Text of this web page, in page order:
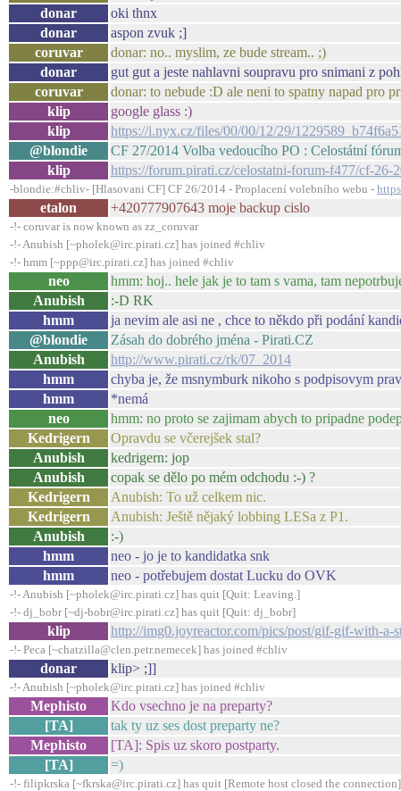
donar
oki thnx
donar
aspon zvuk ;]
coruvar
donar: no.. myslim, ze bude stream.. ;)
donar
gut gut a jeste nahlavni soupravu pro snimani z
coruvar
donar: to nebude :D ale neni to spatny napad pro
klip
google glass :)
klip
https://i.nyx.cz/files/00/00/12/29/
@blondie
CF 27/2014 Volba vedoucího PO : Celostátní
klip
https://forum.pirati.cz/celostatni-forum-f477/cf-
-blondie:#chliv- [Hlasovani CF] CF 26/2014 - Proplacení volebního webu -
etalon +420777907643 moje backup cislo
-!- coruvar is now known as zz_coruvar
-!- Anubish [~pholek@irc.pirati.cz] has joined #chliv
-!- hmm [~ppp@irc.pirati.cz] has joined #chliv
neo hmm: hoj.. hele jak je to tam s vama, tam
Anubish
:-D RK
hmm
ja nevim ale asi ne , chce to někdo při podání
@blondie
Zásah do dobrého jména - Pirati.CZ
Anubish
http://www.pirati.cz/rk/07_2014
hmm
chyba je, že msnymburk nikoho s podpisovym
hmm
*nemá
neo
hmm: no proto se zajimam abych to pripadne
Kedrigern
Opravdu se včerejšek stal?
Anubish
kedrigern: jop
Anubish
copak se dělo po mém odchodu :-) ?
Kedrigern
Anubish: To už celkem nic.
Kedrigern
Anubish: Ještě nějaký lobbing LESa z P1.
Anubish
:-)
hmm
neo - jo je to kandidatka snk
hmm
neo - potřebujem dostat Lucku do OVK
-!- Anubish [~pholek@irc.pirati.cz] has quit [Quit: Leaving.]
-!- dj_bobr [~dj-bobr@irc.pirati.cz] has quit [Quit: dj_bobr]
klip http://img0.joyreactor.com/pics/post/gif-gif-with-a-
-!- Peca [~chatzilla@clen.petr.nemecek] has joined #chliv
donar klip> ;]]
-!- Anubish [~pholek@irc.pirati.cz] has joined #chliv
Mephisto Kdo vsechno je na preparty?
[TA]
tak ty uz ses dost preparty ne?
Mephisto
[TA]: Spis uz skoro postparty.
[TA]
=)
-!- filipkrska [~fkrska@irc.pirati.cz] has quit [Remote host closed the connection]